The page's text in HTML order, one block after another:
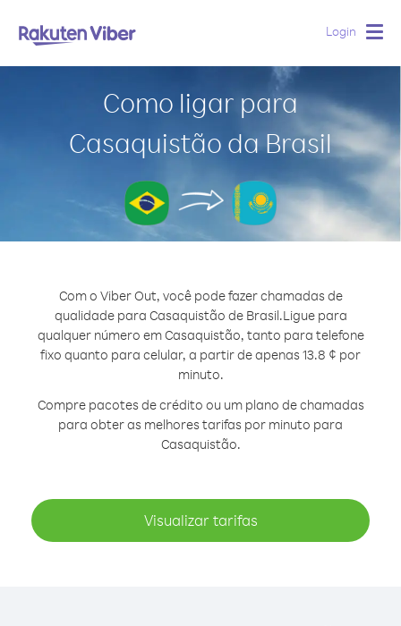
Login
Como ligar para
Casaquistão da Brasil
Com o Viber Out, você pode fazer chamadas de
qualidade para Casaquistão de Brasil.Ligue para
qualquer número em Casaquistão, tanto para telefone
fixo quanto para celular, a partir de apenas 13.8 ¢ por
minuto.
Compre pacotes de crédito ou um plano de chamadas
para obter as melhores tarifas por minuto para
Casaquistão.
Visualizar tarifas